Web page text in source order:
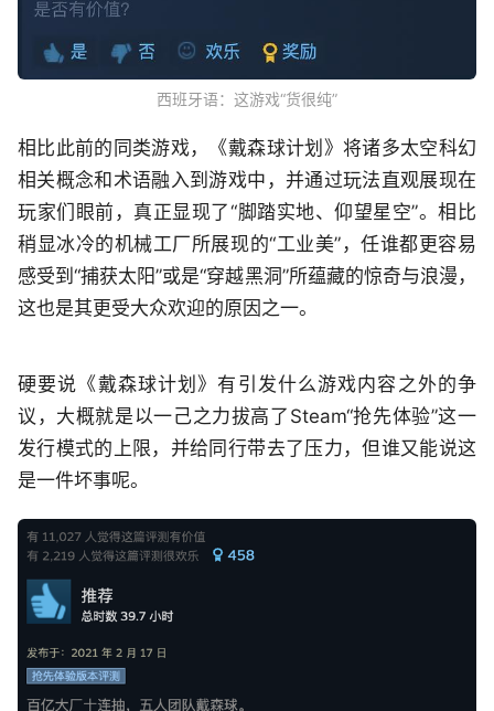
西班牙语：这游戏“货很纯”
相比此前的同类游戏，《戴森球计划》将诸多太空科幻
相关概念和术语融入到游戏中，并通过玩法直观展现在
玩家们眼前，真正显现了“脚踏实地、仰望星空”。相比
稍显冰冷的机械工厂所展现的“工业美”，任谁都更容易
感受到“捕获太阳”或是“穿越黑洞”所蕴藏的惊奇与浪漫，
这也是其更受大众欢迎的原因之一。
硬要说《戴森球计划》有引发什么游戏内容之外的争
议，大概就是以一己之力拔高了Steam“抢先体验”这一
发行模式的上限，并给同行带去了压力，但谁又能说这
是一件坏事呢。